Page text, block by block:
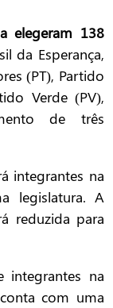
elegeram 138
da Esperança,
(PT), Partido
Verde (PV),
de três
integrantes na
legislatura. A
reduzida para
na
com uma